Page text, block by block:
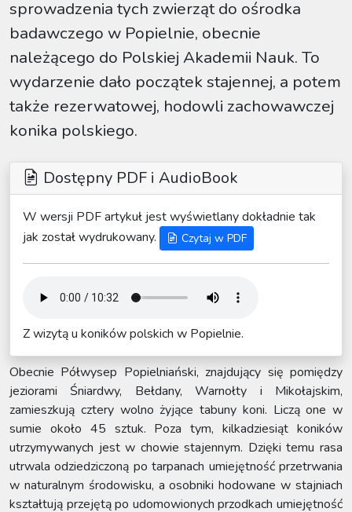
sprowadzenia tych zwierząt do ośrodka
badawczego w Popielnie, obecnie
należącego do Polskiej Akademii Nauk. To
wydarzenie dało początek stajennej, a potem
także rezerwatowej, hodowli zachowawczej
konika polskiego.
Dostępny PDF i AudioBook
W wersji PDF artykuł jest wyświetlany dokładnie tak
jak został wydrukowany.
Czytaj w PDF
Z wizytą u koników polskich w Popielnie.
Obecnie Półwysep Popielniański, znajdujący się pomiędzy
jeziorami Śniardwy, Bełdany, Warnołty i Mikołajskim,
zamieszkują cztery wolno żyjące tabuny koni. Liczą one w
sumie około 45 sztuk. Poza tym, kilkadziesiąt koników
utrzymywanych jest w chowie stajennym. Dzięki temu rasa
utrwala odziedziczoną po tarpanach umiejętność przetrwania
w naturalnym środowisku, a osobniki hodowane w stajniach
kształtują przejętą po udomowionych przodkach umiejętność